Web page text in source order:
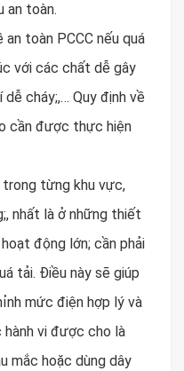
an toàn.
toàn PCCC nếu quá
với các chất dễ gây
dễ cháy;,… Quy định về
cần được thực hiện
trong từng khu vực,
nhất là ở những thiết
động lớn; cần phải
tải. Điều này sẽ giúp
mức điện hợp lý và
hành vi được cho là
mắc hoặc dùng dây